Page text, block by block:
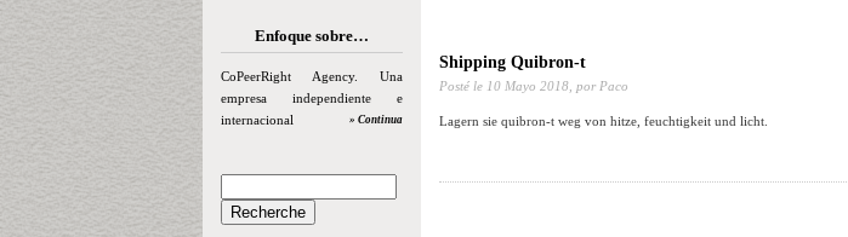
Enfoque sobre…
CoPeerRight Agency. Una
empresa independiente e
internacional
» Continua
Shipping Quibron-t
Posté le 10 Mayo 2018, por Paco
Lagern sie quibron-t weg von hitze, feuchtigkeit und licht.